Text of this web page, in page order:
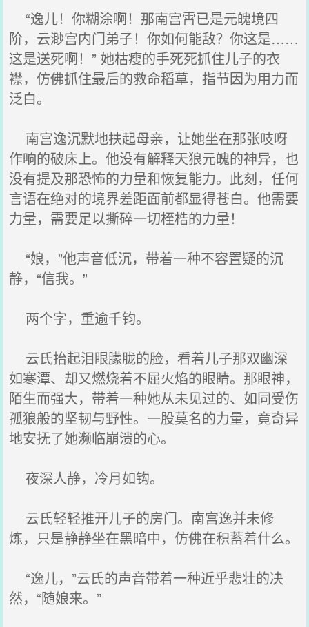
“逸儿！你糊涂啊！那南宫霄已是元魄境四
阶，云渺宫内门弟子！你如何能敌？你这是……
这是送死啊！” 她枯瘦的手死死抓住儿子的衣
襟，仿佛抓住最后的救命稻草，指节因为用力而
泛白。
南宫逸沉默地扶起母亲，让她坐在那张吱呀
作响的破床上。他没有解释天狼元魄的神异，也
没有提及那恐怖的力量和恢复能力。此刻，任何
言语在绝对的境界差距面前都显得苍白。他需要
力量，需要足以撕碎一切桎梏的力量！
“娘，”他声音低沉，带着一种不容置疑的沉
静，“信我。”
两个字，重逾千钧。
云氏抬起泪眼朦胧的脸，看着儿子那双幽深
如寒潭、却又燃烧着不屈火焰的眼睛。那眼神，
陌生而强大，带着一种她从未见过的、如同受伤
孤狼般的坚韧与野性。一股莫名的力量，竟奇异
地安抚了她濒临崩溃的心。
夜深人静，冷月如钩。
云氏轻轻推开儿子的房门。南宫逸并未修
炼，只是静静坐在黑暗中，仿佛在积蓄着什么。
“逸儿，”云氏的声音带着一种近乎悲壮的决
然，“随娘来。”